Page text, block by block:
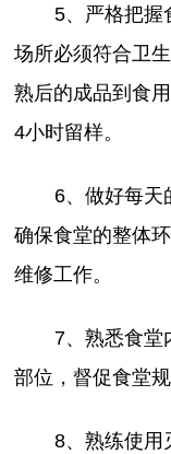
5、严格把握
场所必须符合卫
熟后的成品到食
4小时留样。
6、做好每天
确保食堂的整体
维修工作。
7、熟悉食堂
部位，督促食堂规
8、熟练使用